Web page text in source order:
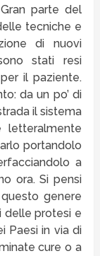
parte del
tecniche e
di nuovi
stati resi
il paziente.
da un po’ di
il sistema
letteralmente
portandolo
a
ora. Si pensi
genere
delle protesi e
Paesi in via di
cure o a